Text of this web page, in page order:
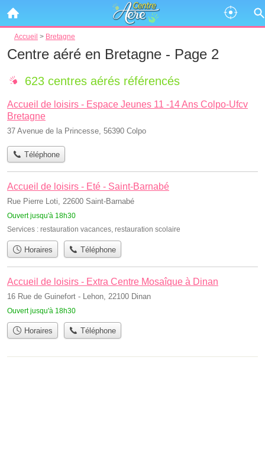
Accueil > Bretagne
Centre aéré en Bretagne - Page 2
623 centres aérés référencés
Accueil de loisirs - Espace Jeunes 11 -14 Ans Colpo-Ufcv
Bretagne
37 Avenue de la Princesse, 56390 Colpo
Téléphone
Accueil de loisirs - Eté - Saint-Barnabé
Rue Pierre Loti, 22600 Saint-Barnabé
Ouvert jusqu'à 18h30
Services : restauration vacances, restauration scolaire
Horaires Téléphone
Accueil de loisirs - Extra Centre Mosaîque à Dinan
16 Rue de Guinefort - Lehon, 22100 Dinan
Ouvert jusqu'à 18h30
Horaires Téléphone